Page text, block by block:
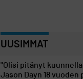
UUSIMMAT
"Olisi pitänyt kuunnella
Jason Dayn 18 vuoden